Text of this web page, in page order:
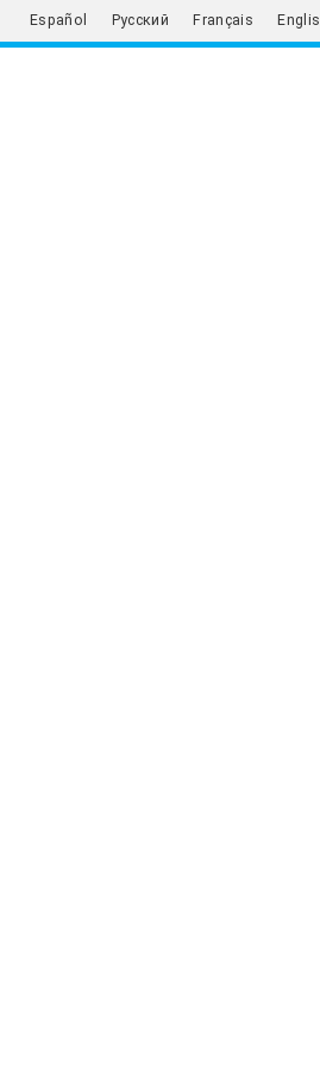
Français
Русский
Español